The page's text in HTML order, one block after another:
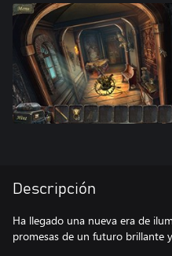
Descripción
Ha llegado una nueva era de
promesas de un futuro brillante